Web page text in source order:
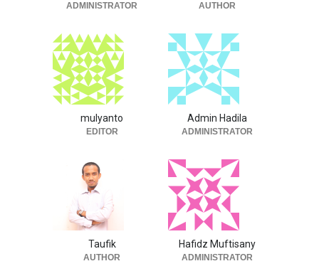
ADMINISTRATOR AUTHOR
mulyanto
EDITOR
Admin Hadila
ADMINISTRATOR
Taufik
AUTHOR
Hafidz Muftisany
ADMINISTRATOR